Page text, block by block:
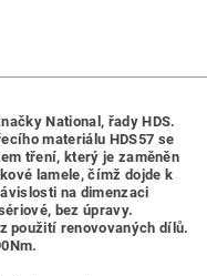
National, řady HDS.
materiálu HDS57 se
tření, který je zaměněn
lamele, čímž dojde k
na dimenzaci
bez úpravy.
použití renovovaných dílů.